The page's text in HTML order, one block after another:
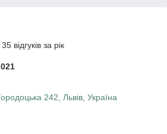
відгуків за рік
242, Львів, Україна